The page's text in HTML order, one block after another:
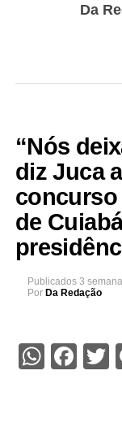
Da
“Nós
diz Juca
concurso
de
Publicados 3
Por Da Redação